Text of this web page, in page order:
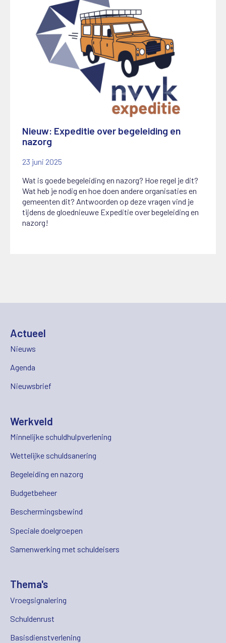
Nieuw: Expeditie over begeleiding en
nazorg
23 juni 2025
Wat is goede begeleiding en nazorg? Hoe regel je dit?
Wat heb je nodig en hoe doen andere organisaties en
gemeenten dit? Antwoorden op deze vragen vind je
tijdens de gloednieuwe Expeditie over begeleiding en
nazorg!
Actueel
Nieuws
Agenda
Nieuwsbrief
Werkveld
Minnelijke schuldhulpverlening
Wettelijke schuldsanering
Begeleiding en nazorg
Budgetbeheer
Beschermingsbewind
Speciale doelgroepen
Samenwerking met schuldeisers
Thema's
Vroegsignalering
Schuldenrust
Basisdienstverlening